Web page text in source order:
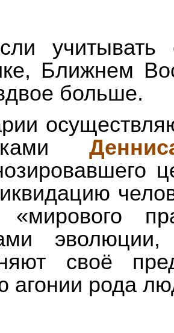
Ближнем
больше.
«мирового
своё
агонии рода